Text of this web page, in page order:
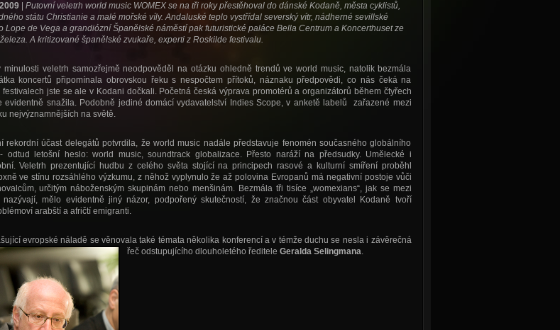
| Putovní veletrh world music WOMEX se na tři roky přestěhoval do dánské Kodaně, města cyklistů,
státu Christianie a malé mořské víly. Andaluské teplo vystřídal severský vítr, nádherné sevillské
Lope de Vega a grandiózní Španělské náměstí pak futuristické paláce Bella Centrum a Koncerthuset ze
A kritizované španělské zvukaře, experti z Roskilde festivalu.
minulosti veletrh samozřejmě neodpověděl na otázku ohledně trendů ve world music, natolik bezmála
koncertů připomínala obrovskou řeku s nespočtem přítoků, náznaku předpovědi, co nás čeká na
festivalech jste se ale v Kodani dočkali. Početná česká výprava promotérů a organizátorů během čtyřech
evidentně snažila. Podobně jediné domácí vydavatelství Indies Scope, v anketě labelů zařazené mezi
nejvýznamnějších na světě.
rekordní účast delegátů potvrdila, že world music nadále představuje fenomén současného globálního
odtud letošní heslo: world music, soundtrack globalizace. Přesto naráží na předsudky. Umělecké i
Veletrh prezentující hudbu z celého světa stojící na principech rasové a kulturní smíření proběhl
ve stínu rozsáhlého výzkumu, z něhož vyplynulo že až polovina Evropanů má negativní postoje vůči
určitým náboženským skupinám nebo menšinám. Bezmála tři tisíce „womexians“, jak se mezi
nazývají, mělo evidentně jiný názor, podpořený skutečností, že značnou část obyvatel Kodaně tvoří
arabští a afričtí emigranti.
evropské náladě se věnovala také témata několika konferencí a v témže duchu se nesla i závěrečná
řeč odstupujícího dlouholetého ředitele Geralda Selingmana.